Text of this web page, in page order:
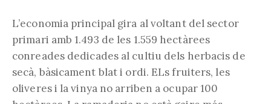
L’economia principal gira al voltant del sector
primari amb 1.493 de les 1.559 hectàrees
conreades dedicades al cultiu dels herbacis de
secà, bàsicament blat i ordi. ELs fruiters, les
oliveres i la vinya no arriben a ocupar 100